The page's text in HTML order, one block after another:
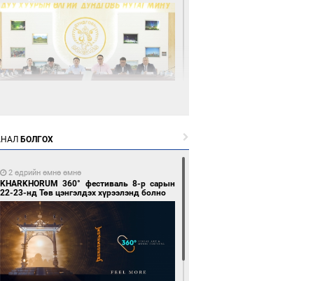
дугаартай автомашинтай иргэдэд шатахуун
олгоно
14 цагийн өмнө өмнө
С.Бямбацогт Зүүн Азийн эрэгтэйчүүдийн
БОЛГОХ
2 өдрийн өмнө өмнө
KHARKHORUM 360° фестиваль 8-р сарын
22-23-нд Төв цэнгэлдэх хүрээлэнд болно